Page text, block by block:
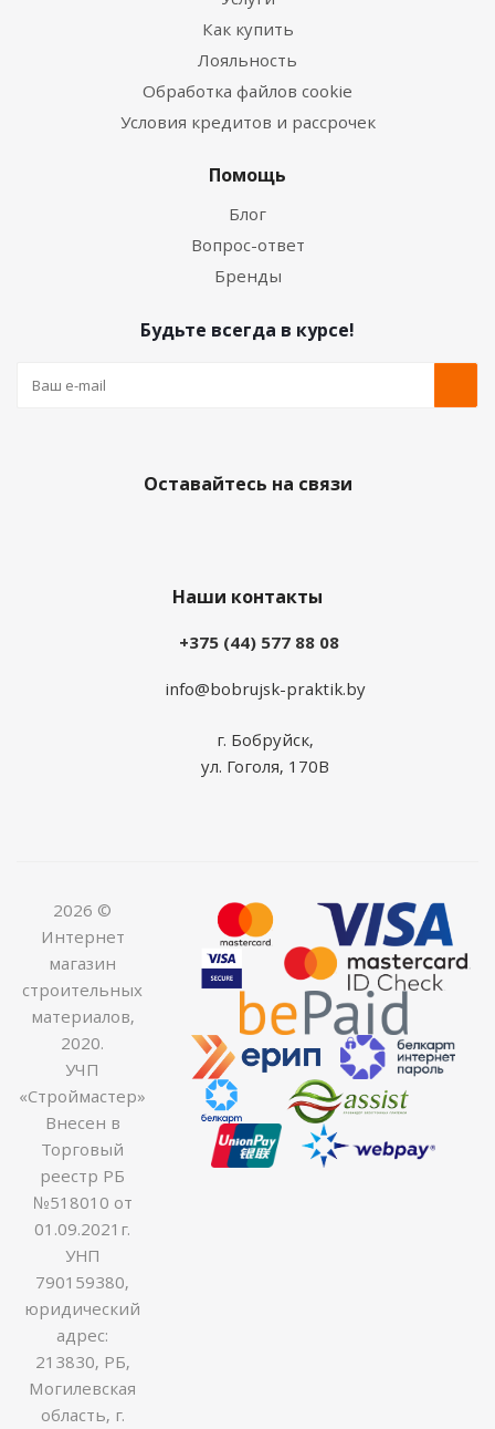
Как купить
Лояльность
Обработка файлов cookie
Условия кредитов и рассрочек
Помощь
Блог
Вопрос-ответ
Бренды
Будьте всегда в курсе!
Оставайтесь на связи
Наши контакты
+375 (44) 577 88 08
info@bobrujsk-praktik.by
г. Бобруйск,
ул. Гоголя, 170В
2026 ©
Интернет
магазин
строительных
материалов,
2020.
УЧП
«Строймастер»
Внесен в
Торговый
реестр РБ
№518010 от
01.09.2021г.
УНП
790159380,
юридический
адрес:
213830, РБ,
Могилевская
область, г.